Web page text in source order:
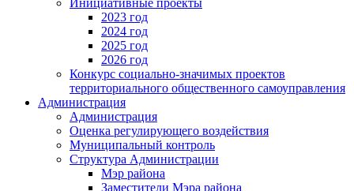
2023 год
2024 год
2025 год
2026 год
Конкурс социально-значимых проектов
территориального общественного самоуправления
Администрация
Администрация
Оценка регулирующего воздействия
Муниципальный контроль
Структура Администрации
Мэр района
Заместители Мэра района